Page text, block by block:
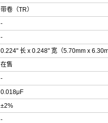
带卷（TR）
-
-
0.224" 长 x 0.248" 宽（5.70mm x
在售
-
0.018μF
±2%
-